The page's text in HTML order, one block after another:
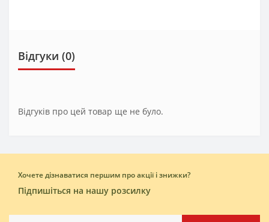
Відгуки (0)
Відгуків про цей товар ще не було.
Хочете дізнаватися першим про акції і знижки?
Підпишіться на нашу розсилку